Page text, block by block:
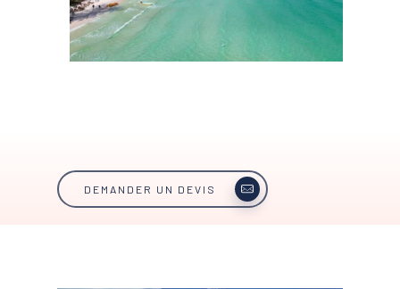
DEMANDER UN DEVIS